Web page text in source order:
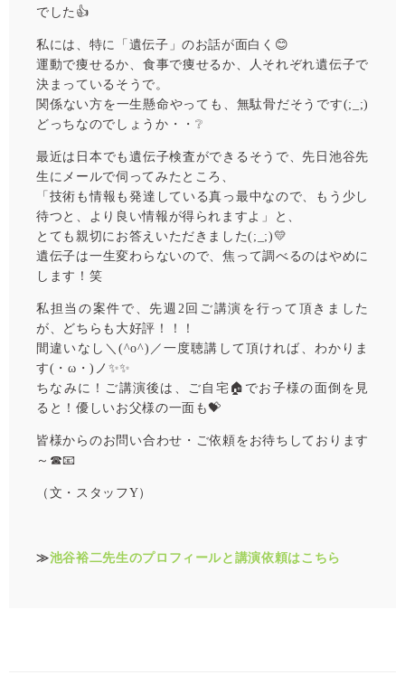
でした👍
私には、特に「遺伝子」のお話が面白く😊
運動で痩せるか、食事で痩せるか、人それぞれ遺伝子で
決まっているそうで。
関係ない方を一生懸命やっても、無駄骨だそうです(;_;)
どっちなのでしょうか・・❔
最近は日本でも遺伝子検査ができるそうで、先日池谷先
生にメールで伺ってみたところ、
「技術も情報も発達している真っ最中なので、もう少し
待つと、より良い情報が得られますよ」と、
とても親切にお答えいただきました(;_;)💛
遺伝子は一生変わらないので、焦って調べるのはやめに
します！笑
私担当の案件で、先週2回ご講演を行って頂きました
が、どちらも大好評！！！
間違いなし＼(^o^)／一度聴講して頂ければ、わかりま
す(・ω・)ノ✨✨
ちなみに！ご講演後は、ご自宅🏠でお子様の面倒を見
ると！優しいお父様の一面も💝
皆様からのお問い合わせ・ご依頼をお待ちしております
～☎📧
（文・スタッフY）
≫池谷裕二先生のプロフィールと講演依頼はこちら